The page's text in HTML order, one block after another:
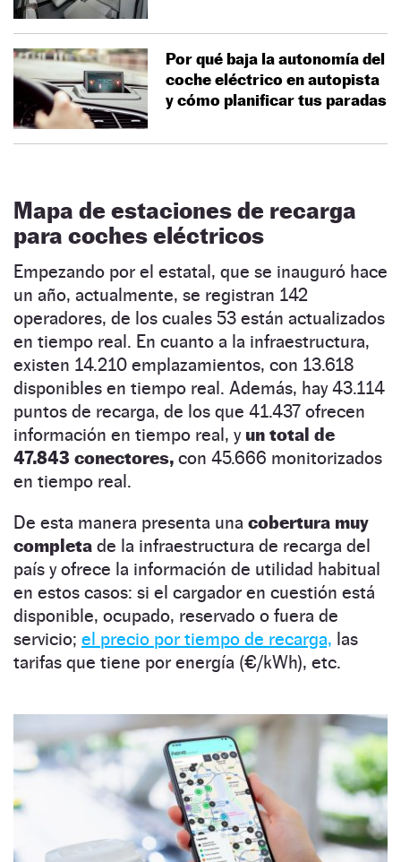
Por qué baja la autonomía del
coche eléctrico en autopista
y cómo planificar tus paradas
Mapa de estaciones de recarga
para coches eléctricos
Empezando por el estatal, que se inauguró hace
un año, actualmente, se registran 142
operadores, de los cuales 53 están actualizados
en tiempo real. En cuanto a la infraestructura,
existen 14.210 emplazamientos, con 13.618
disponibles en tiempo real. Además, hay 43.114
puntos de recarga, de los que 41.437 ofrecen
información en tiempo real, y un total de
47.843 conectores, con 45.666 monitorizados
en tiempo real.
De esta manera presenta una cobertura muy
completa de la infraestructura de recarga del
país y ofrece la información de utilidad habitual
en estos casos: si el cargador en cuestión está
disponible, ocupado, reservado o fuera de
servicio; el precio por tiempo de recarga, las
tarifas que tiene por energía (€/kWh), etc.